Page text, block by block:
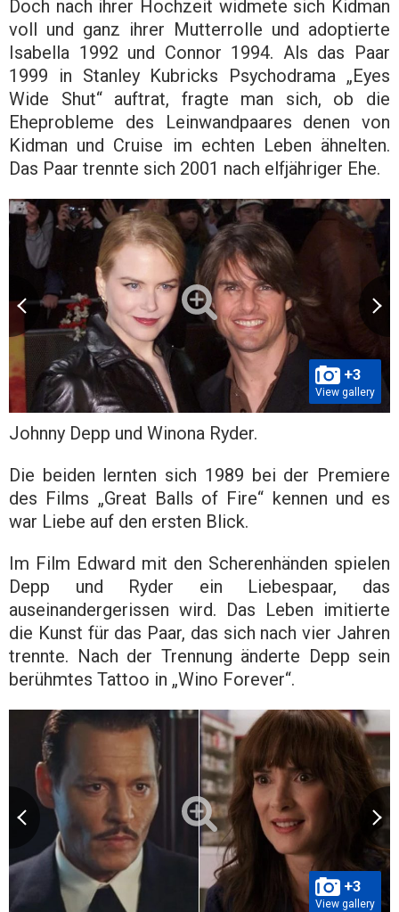
Doch nach ihrer Hochzeit widmete sich Kidman
voll und ganz ihrer Mutterrolle und adoptierte
Isabella 1992 und Connor 1994. Als das Paar
1999 in Stanley Kubricks Psychodrama „Eyes
Wide Shut“ auftrat, fragte man sich, ob die
Eheprobleme des Leinwandpaares denen von
Kidman und Cruise im echten Leben ähnelten.
Das Paar trennte sich 2001 nach elfjähriger Ehe.
+3
View gallery
Johnny Depp und Winona Ryder.
Die beiden lernten sich 1989 bei der Premiere
des Films „Great Balls of Fire“ kennen und es
war Liebe auf den ersten Blick.
Im Film Edward mit den Scherenhänden spielen
Depp und Ryder ein Liebespaar, das
auseinandergerissen wird. Das Leben imitierte
die Kunst für das Paar, das sich nach vier Jahren
trennte. Nach der Trennung änderte Depp sein
berühmtes Tattoo in „Wino Forever“.
+3
View gallery